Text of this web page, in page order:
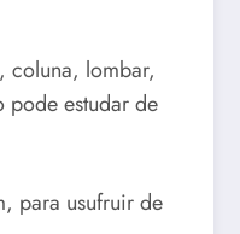
coluna, lombar,
estudar de
para usufruir de